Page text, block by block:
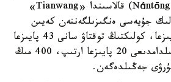
وتىر. ماسەلەن، نانتۋن(Nántōng) قالاسىندا «Tianwang»
جۇيەسى ەنگىزىلگەننەن كەيىن
كەپتەلىس ۋاقىتى 58 پايىزعا، كولىكتىڭ توقتاۋ سانى 43 پايىزعا
قىسقارعان. قوزعالىس جىلدامدىعى 20 پايىزعا ارتىپ، 400 مىڭ
جەڭىلدەگەن.